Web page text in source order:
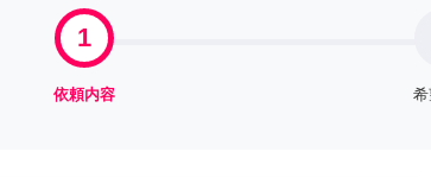
1
依頼内容